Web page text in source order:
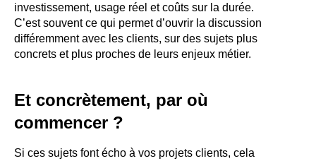
investissement, usage réel et coûts sur la durée.
C’est souvent ce qui permet d’ouvrir la discussion
différemment avec les clients, sur des sujets plus
concrets et plus proches de leurs enjeux métier.
Et concrètement, par où
commencer ?
Si ces sujets font écho à vos projets clients, cela